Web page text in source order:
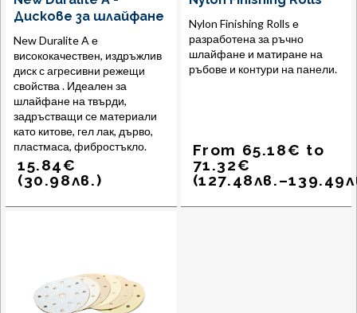
Дискове за шлайфане
New Duralite A е
висококачествен, издръжлив
диск с агресивни режещи
свойства . Идеален за
шлайфане на твърди,
задръстващи се материали
като китове, гел лак, дърво,
пластмаса, фибростъкло.
15.84€
(30.98лв.)
Nylon Finishing Rolls е
разработена за ръчно
шлайфане и матиране на
ръбове и контури на панели.
From 65.18€ to
71.32€
(127.48лв.–139.49